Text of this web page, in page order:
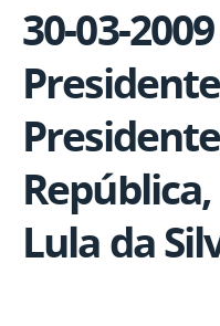
30-03-
Lula da